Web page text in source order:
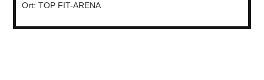
Ort: TOP FIT-ARENA